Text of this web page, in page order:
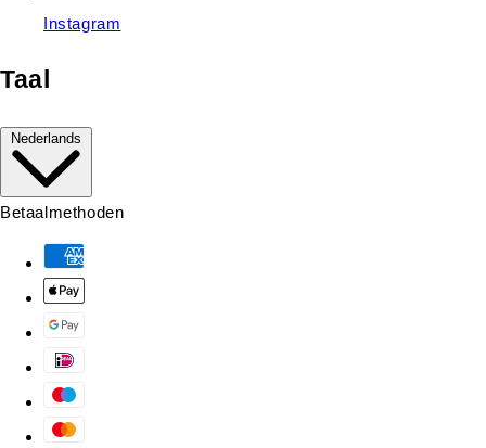
Instagram
Taal
Nederlands
Betaalmethoden